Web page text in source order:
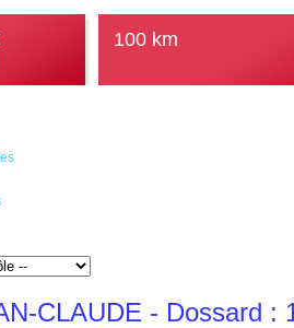
100 km
CLAUDE - Dossard :